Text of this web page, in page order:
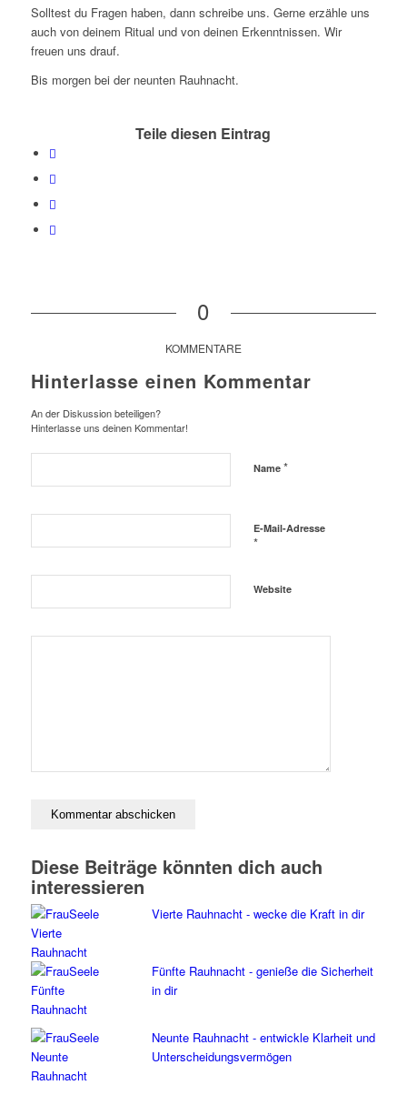
Solltest du Fragen haben, dann schreibe uns. Gerne erzähle uns
auch von deinem Ritual und von deinen Erkenntnissen. Wir
freuen uns drauf.
Bis morgen bei der neunten Rauhnacht.
Teile diesen Eintrag
0
KOMMENTARE
Hinterlasse einen Kommentar
An der Diskussion beteiligen?
Hinterlasse uns deinen Kommentar!
Name *
E-Mail-Adresse
*
Website
Diese Beiträge könnten dich auch
interessieren
Vierte Rauhnacht - wecke die Kraft in dir
Fünfte Rauhnacht - genieße die Sicherheit
in dir
Neunte Rauhnacht - entwickle Klarheit und
Unterscheidungsvermögen